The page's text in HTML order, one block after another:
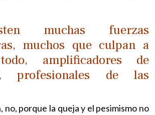
muchas fuerzas
muchos que culpan a
amplificadores de
profesionales de las
no, porque la queja y el pesimismo no